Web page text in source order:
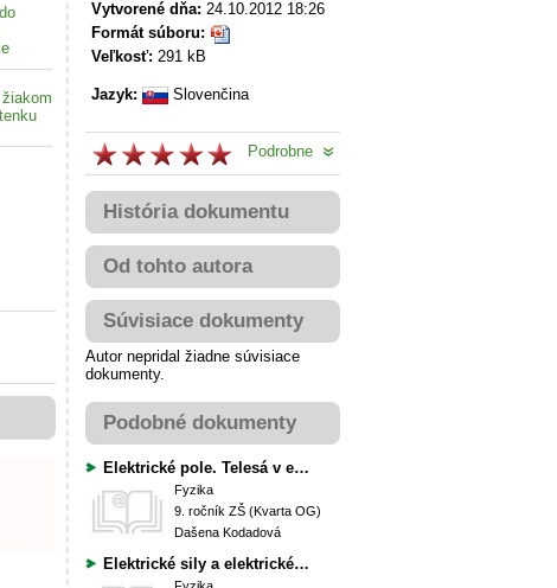
Vytvorené dňa: 24.10.2012 18:26
Formát súboru:
Veľkosť: 291 kB
Jazyk: Slovenčina
Podrobne
História dokumentu
Od tohto autora
Súvisiace dokumenty
Autor nepridal žiadne súvisiace
dokumenty.
Podobné dokumenty
Elektrické pole. Telesá v elektrickom poli
Fyzika
9. ročník ZŠ (Kvarta OG)
Dašena Kodadová
Elektrické sily a elektrické pole vo vodiči